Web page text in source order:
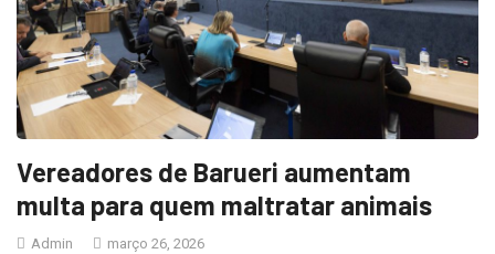
Vereadores de Barueri aumentam
multa para quem maltratar animais
Admin março 26, 2026